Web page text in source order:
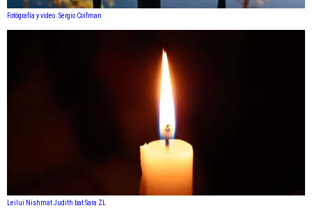
Fotógrafía y video. Sergio Coifman
Leilui Nishmat Judith bat Sara ZL